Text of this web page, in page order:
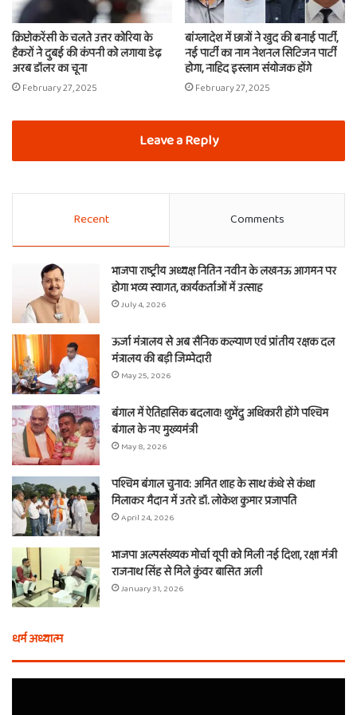
क्रिप्टोकरेंसी के चलते उत्तर कोरिया के
हैकरों ने दुबई की कंपनी को लगाया डेढ़
अरब डॉलर का चूना
February 27, 2025
बांग्लादेश में छात्रों ने खुद की बनाई पार्टी,
नई पार्टी का नाम नेशनल सिटिजन पार्टी
होगा, नाहिद इस्लाम संयोजक होंगे
February 27, 2025
Leave a Reply
Recent Comments
भाजपा राष्ट्रीय अध्यक्ष नितिन नवीन के लखनऊ आगमन पर
होगा भव्य स्वागत, कार्यकर्ताओं में उत्साह
July 4, 2026
ऊर्जा मंत्रालय से अब सैनिक कल्याण एवं प्रांतीय रक्षक दल
मंत्रालय की बड़ी जिम्मेदारी
May 25, 2026
बंगाल में ऐतिहासिक बदलाव! शुभेंदु अधिकारी होंगे पश्चिम
बंगाल के नए मुख्यमंत्री
May 8, 2026
पश्चिम बंगाल चुनाव: अमित शाह के साथ कंधे से कंधा
मिलाकर मैदान में उतरे डॉ. लोकेश कुमार प्रजापति
April 24, 2026
भाजपा अल्पसंख्यक मोर्चा यूपी को मिली नई दिशा, रक्षा मंत्री
राजनाथ सिंह से मिले कुंवर बासित अली
January 31, 2026
धर्म अध्यात्म